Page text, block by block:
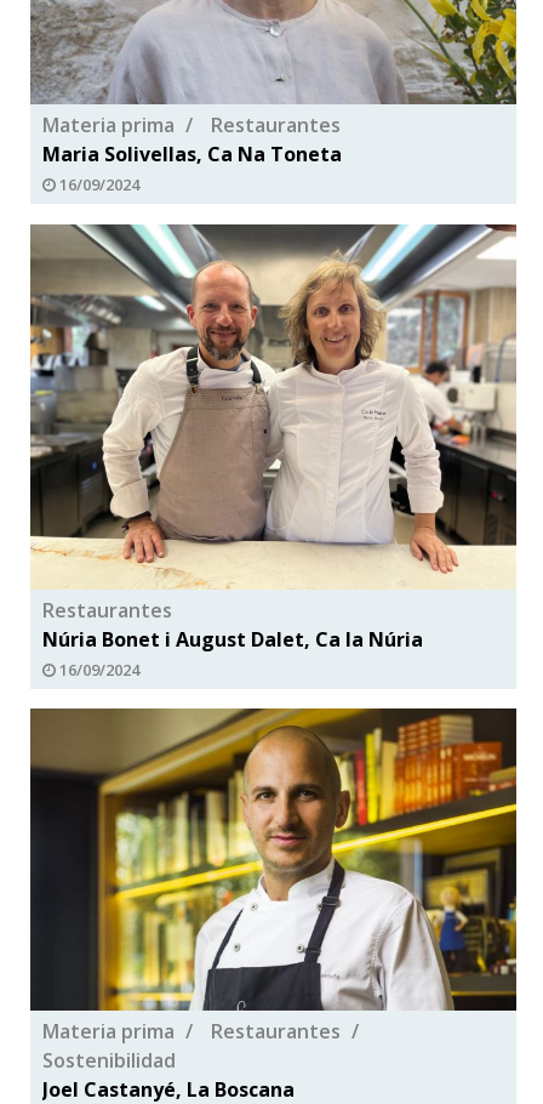
Materia prima
Restaurantes
Maria Solivellas, Ca Na Toneta
16/09/2024
Restaurantes
Núria Bonet i August Dalet, Ca la Núria
16/09/2024
Materia prima
Restaurantes
Sostenibilidad
Joel Castanyé, La Boscana